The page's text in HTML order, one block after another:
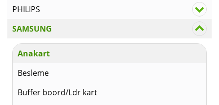
PHILIPS
SAMSUNG
Anakart
Besleme
Buffer boord/Ldr kart